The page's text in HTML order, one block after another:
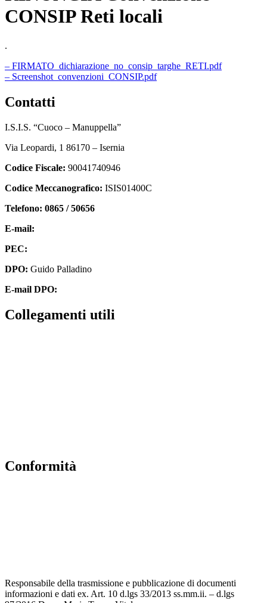
CONSIP Reti locali
.
– FIRMATO_dichiarazione_no_consip_targhe_RETI.pdf
– Screenshot_convenzioni_CONSIP.pdf
contatti
I.S.I.S. “Cuoco – Manuppella”
Via Leopardi, 1 86170 – Isernia
Codice Fiscale: 90041740946
Codice Meccanografico: ISIS01400C
Telefono: 0865 / 50656
E-mail:
PEC:
DPO: Guido Palladino
E-mail DPO:
collegamenti utili
conformità
Responsabile della trasmissione e pubblicazione di documenti
informazioni e dati ex. Art. 10 d.lgs 33/2013 ss.mm.ii. – d.lgs